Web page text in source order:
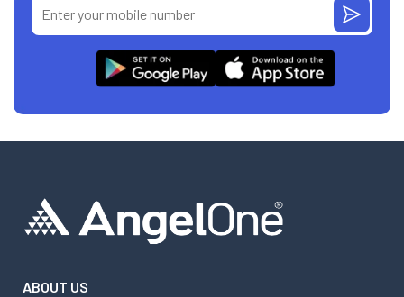
ABOUT US